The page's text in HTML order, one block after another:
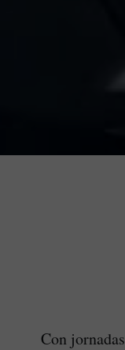
Con